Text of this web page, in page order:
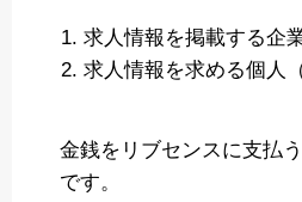
求人情報を掲載する企
求人情報を求める個人
金銭をリブセンスに支払
です。